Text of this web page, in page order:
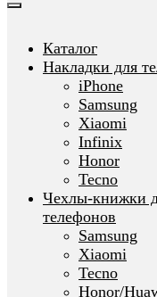
Каталог
Накладки для
iPhone
Samsung
Xiaomi
Infinix
Honor
Tecno
Чехлы-книжки
телефонов
Samsung
Xiaomi
Tecno
Honor/